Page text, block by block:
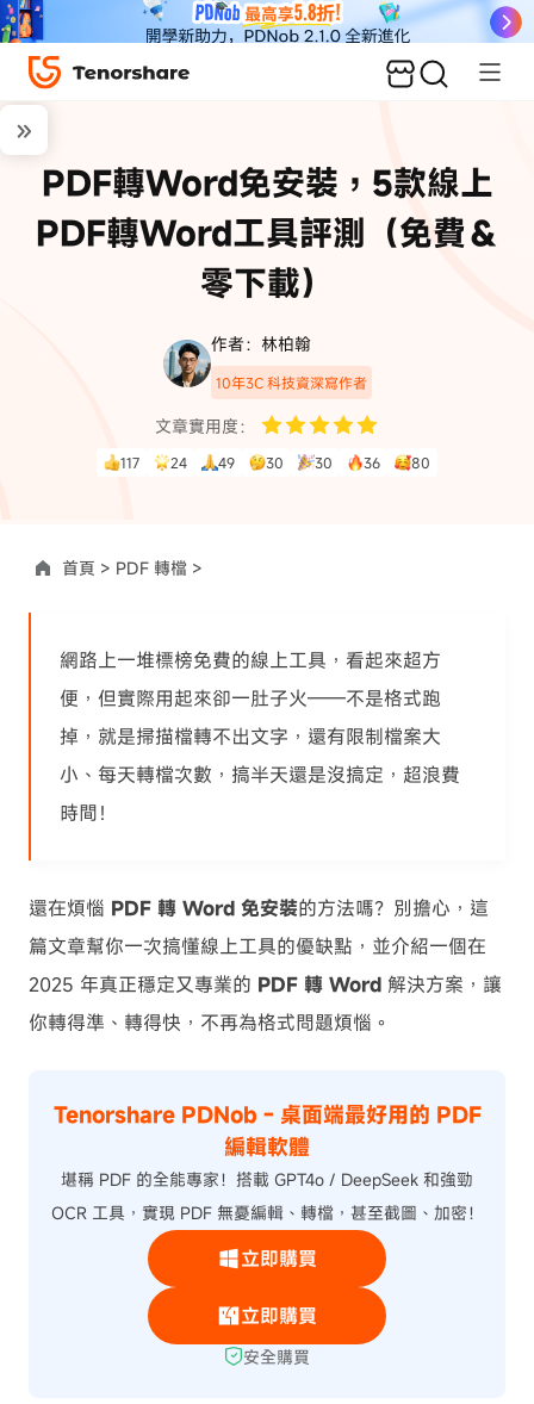
PDF轉Word免安裝，5款線上
PDF轉Word工具評測（免費＆
零下載）
作者：林柏翰
10年3C 科技資深寫作者
文章實用度：
117 24 49 30 30 36 80
首頁 > PDF 轉檔 >
網路上一堆標榜免費的線上工具，看起來超方
便，但實際用起來卻一肚子火——不是格式跑
掉，就是掃描檔轉不出文字，還有限制檔案大
小、每天轉檔次數，搞半天還是沒搞定，超浪費
時間！
還在煩惱 PDF 轉 Word 免安裝的方法嗎？別擔心，這
篇文章幫你一次搞懂線上工具的優缺點，並介紹一個在
2025 年真正穩定又專業的 PDF 轉 Word 解決方案，讓
你轉得準、轉得快，不再為格式問題煩惱。
Tenorshare PDNob - 桌面端最好用的 PDF
編輯軟體
堪稱 PDF 的全能專家！搭載 GPT4o / DeepSeek 和強勁
OCR 工具，實現 PDF 無憂編輯、轉檔，甚至截圖、加密！
立即購買
立即購買
安全購買